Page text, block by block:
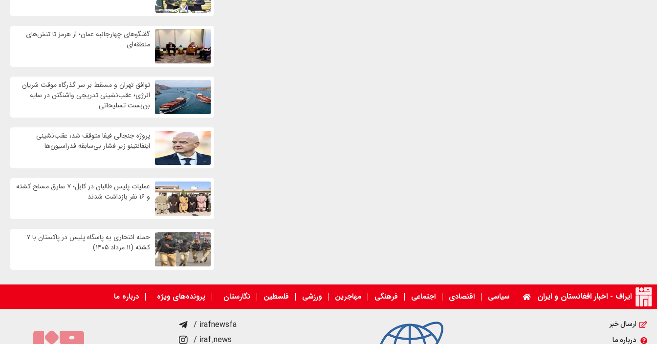
گفتگوهای چهارجانبه عمان؛ از هرمز تا تنش‌های
منطقه‌ای
توافق تهران و مسقط بر سر گذرگاه موقت شریان
انرژی؛ عقب‌نشینی تدریجی واشنگتن در سایه
بن‌بست تسلیحاتی
پروژه جنجالی فیفا متوقف شد؛ عقب‌نشینی
اینفانتینو زیر فشار بی‌سابقه فدراسیون‌ها
عملیات پلیس طالبان در کابل؛ ۷ سارق مسلح کشته
و ۱۶ نفر بازداشت شدند
حمله انتحاری به پاسگاه پلیس در پاکستان با ۷
کشته (۱۱ مرداد ۱۴۰۵)
ایراف - اخبار افغانستان و ایران سیاسی اقتصادی اجتماعی فرهنگی مهاجرین ورزشی فلسطین نگارستان پرونده‌های ویژه درباره ما
ارسال خبر
درباره ما
/ irafnewsfa
/ iraf.news